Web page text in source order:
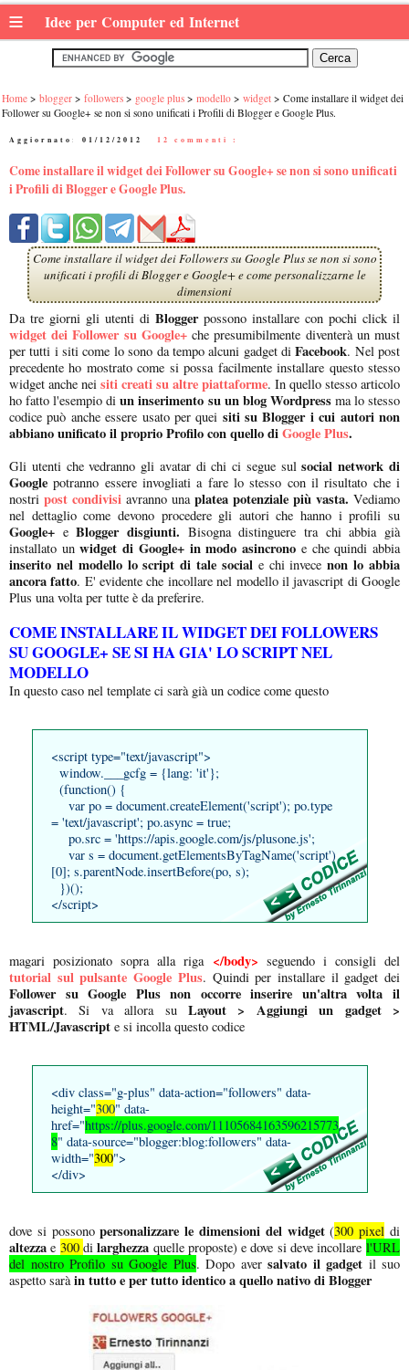
≡ Idee per Computer ed Internet
Home blogger followers google plus modello widget
Come installare il widget dei
Follower su Google+ se non si sono unificati i Profili di Blogger e Google Plus.
Aggiornato: 01/12/2012 12 commenti :
Come installare il widget dei Follower su Google+ se non si sono unificati
i Profili di Blogger e Google Plus.
Come installare il widget dei Followers su Google Plus se non si sono
unificati i profili di Blogger e Google+ e come personalizzarne le
dimensioni
Da tre giorni gli utenti di Bloggerpossono installare con pochi click il
widget dei Follower su Google+che presumibilmente diventerà un must
per tutti i siti come lo sono da tempo alcuni gadget diFacebook. Nel post
precedente ho mostrato come si possa facilmente installare questo stesso
widget anche nei siti creati su altre piattaforme. In quello stesso articolo
ho fatto l'esempio diun inserimento su un blog Wordpressma lo stesso
codice può anche essere usato per quei siti su Blogger i cui autori non
abbiano unificato il proprio Profilo con quello diGoogle Plus.
Gli utenti che vedranno gli avatar di chi ci segue sulsocial network di
Google potranno essere invogliati a fare lo stesso con il risultato che i
nostri post condivisi avranno una platea potenziale più vasta. Vediamo
nel dettaglio come devono procedere gli autori che hanno i profili su
Google+ eBlogger disgiunti. Bisogna distinguere tra chi abbia già
installato unwidget di Google+ in modo asincrono e che quindi abbia
inserito nel modello lo script di tale sociale chi invecenon lo abbia
ancora fatto. E' evidente che incollare nel modello il javascript di Google
Plus una volta per tutte è da preferire.
COME INSTALLARE IL WIDGET DEI FOLLOWERS
SU GOOGLE+ SE SI HA GIA' LO SCRIPT NEL
MODELLO
In questo caso nel template ci sarà già un codice come questo
<script type="text/javascript">
window.___gcfg = {lang: 'it'};
(function() {
var po = document.createElement('script'); po.type
= 'text/javascript'; po.async = true;
po.src = 'https://apis.google.com/js/plusone.js';
var s = document.getElementsByTagName('script')
[0]; s.parentNode.insertBefore(po, s);
})();
</script>
magari posizionato sopra alla riga </body> seguendo i consigli del
tutorial sul pulsante Google Plus. Quindi per installare il gadget dei
Follower su Google Plus non occorre inserire un'altra volta il
javascript. Si va allora su Layout > Aggiungi un gadget >
HTML/Javascript e si incolla questo codice
<div class="g-plus" data-action="followers" data-
height="300" data-
href="https://plus.google.com/11105684163596215773
8" data-source="blogger:blog:followers" data-
width="300">
</div>
dove si possonopersonalizzare le dimensioni del widget(300 pixel di
altezza e 300 dilarghezza quelle proposte) e dove si deve incollare l'URL
del nostro Profilo su Google Plus. Dopo aver salvato il gadget il suo
aspetto saràin tutto e per tutto identico a quello nativo di Blogger